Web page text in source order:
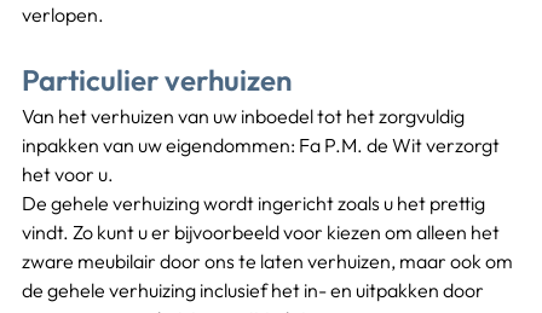
verlopen.
Particulier verhuizen
Van het verhuizen van uw inboedel tot het zorgvuldig
inpakken van uw eigendommen: Fa P.M. de Wit verzorgt
het voor u.
De gehele verhuizing wordt ingericht zoals u het prettig
vindt. Zo kunt u er bijvoorbeeld voor kiezen om alleen het
zware meubilair door ons te laten verhuizen, maar ook om
de gehele verhuizing inclusief het in- en uitpakken door